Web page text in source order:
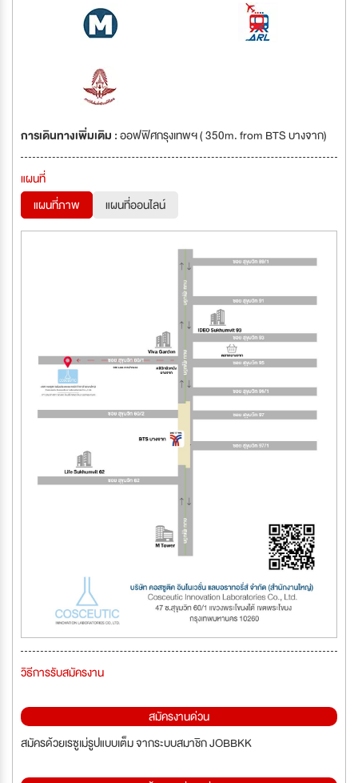
การเดินทางเพิ่มเติม :ออฟฟิศกรุงเทพฯ ( 350m. from BTS บางจาก)
แผนที่
แผนที่ภาพ
แผนที่ออนไลน์
วิธีการรับสมัครงาน
สมัครงานด่วน
สมัครด้วยเรซูเม่รูปแบบเต็ม จากระบบสมาชิก JOBBKK